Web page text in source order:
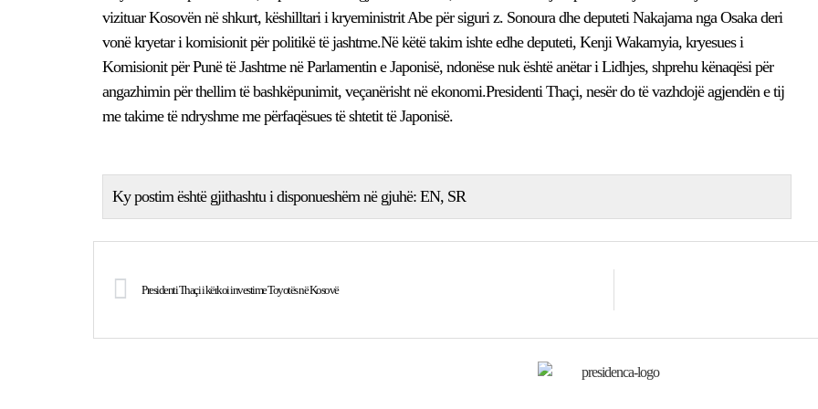
vizituar Kosovën në shkurt, këshilltari i kryeministrit Abe për siguri z. Sonoura dhe deputeti Nakajama nga Osaka deri
vonë kryetar i komisionit për politikë të jashtme.Në këtë takim ishte edhe deputeti, Kenji Wakamyia, kryesues i
Komisionit për Punë të Jashtme në Parlamentin e Japonisë, ndonëse nuk është anëtar i Lidhjes, shprehu kënaqësi për
angazhimin për thellim të bashkëpunimit, veçanërisht në ekonomi.Presidenti Thaçi, nesër do të vazhdojë agjendën e tij
me takime të ndryshme me përfaqësues të shtetit të Japonisë.
Ky postim është gjithashtu i disponueshëm në gjuhë: EN SR
Presidenti Thaçi i kërkoi investime Toyotës në Kosovë